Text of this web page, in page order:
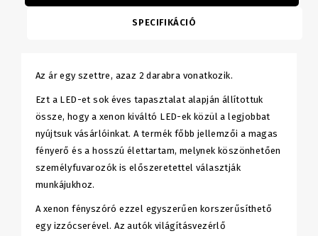
SPECIFIKÁCIÓ
Az ár egy szettre, azaz 2 darabra vonatkozik.
Ezt a LED-et sok éves tapasztalat alapján állítottuk
össze, hogy a xenon kiváltó LED-ek közül a legjobbat
nyújtsuk vásárlóinkat. A termék főbb jellemzői a magas
fényerő és a hosszú élettartam, melynek köszönhetően
személyfuvarozók is előszeretettel választják
munkájukhoz.
A xenon fényszóró ezzel egyszerűen korszerűsíthető
egy izzócserével. Az autók világításvezérlő